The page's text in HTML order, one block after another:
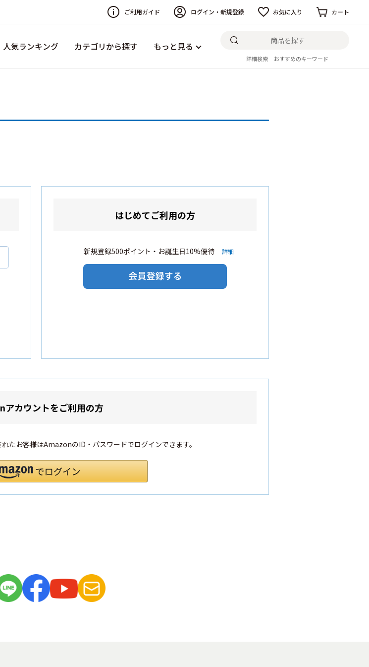
ご利用ガイド ログイン・新規登録 お気に入り カート
人気ランキング カテゴリから探す もっと見る
詳細検索 おすすめのキーワード
はじめてご利用の方
新規登録500ポイント・お誕生日10%優待 詳細
カウントをご利用の方
たお客様はAmazonのID・パスワードでログインできます。